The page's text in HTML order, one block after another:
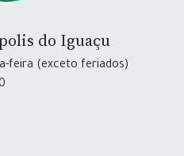
do Iguaçu
feira (exceto feriados)